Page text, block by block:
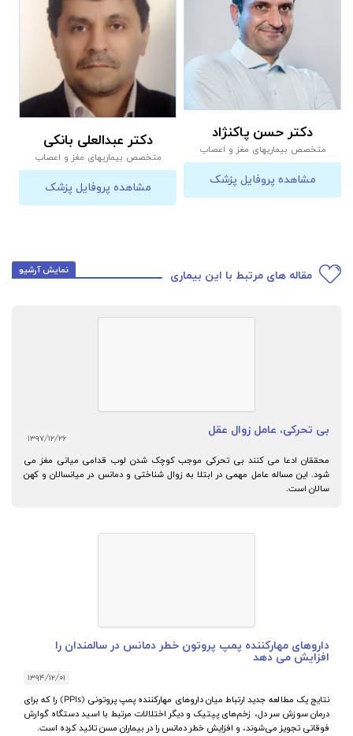
دکتر حسن پاکنژاد
متخصص بیماریهای مغز و اعصاب
مشاهده پروفایل پزشک
دکتر عبدالعلی بانکی
متخصص بیماریهای مغز و اعصاب
مشاهده پروفایل پزشک
مقاله های مرتبط با این بیماری نمایش آرشیو
بی تحرکی، عامل زوال عقل
۱۳۹۷/۱۲/۲۶
محققان ادعا می کنند بی تحرکی موجب کوچک شدن لوب قدامی میانی مغز می
شود. این مساله عامل مهمی در ابتلا به زوال شناختی و دمانس در میانسالان و کهن
سالان است.
داروهای مهارکننده پمپ پروتون خطر دمانس در سالمندان را
افزایش می دهد
۱۳۹۴/۱۲/۰۱
نتایج یک مطالعه جدید ارتباط میان داروهای مهارکننده پمپ پروتونی (PPIs) را که برای
درمان سوزش سر دل، زخم‌های پپتیک و دیگر اختلالات مرتبط با اسید دستگاه گوارش
فوقانی تجویز می‌شوند، و افزایش خطر دمانس را در بیماران مسن تائید کرده است.